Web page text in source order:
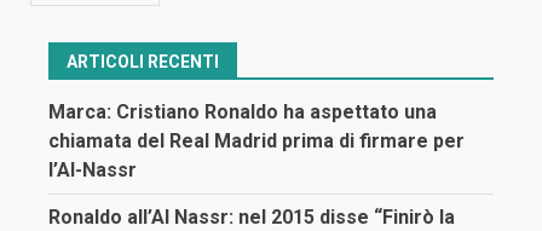
ARTICOLI RECENTI
Marca: Cristiano Ronaldo ha aspettato una
chiamata del Real Madrid prima di firmare per
l’Al-Nassr
Ronaldo all’Al Nassr: nel 2015 disse “Finirò la